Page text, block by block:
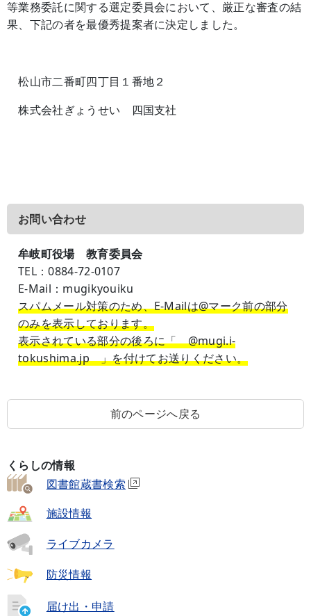
等業務委託に関する選定委員会において、厳正な審査の結
果、下記の者を最優秀提案者に決定しました。
松山市二番町四丁目１番地２
株式会社ぎょうせい 四国支社
お問い合わせ
牟岐町役場 教育委員会
TEL：0884-72-0107
E-Mail ：mugikyouiku
スパムメール対策のため、E-Mailは@マーク前の部分
のみを表示しております。
表示されている部分の後ろに「 @mugi.i-
tokushima.jp 」を付けてお送りください。
前のページへ戻る
くらしの情報
図書館蔵書検索
施設情報
ライブカメラ
防災情報
届け出・申請